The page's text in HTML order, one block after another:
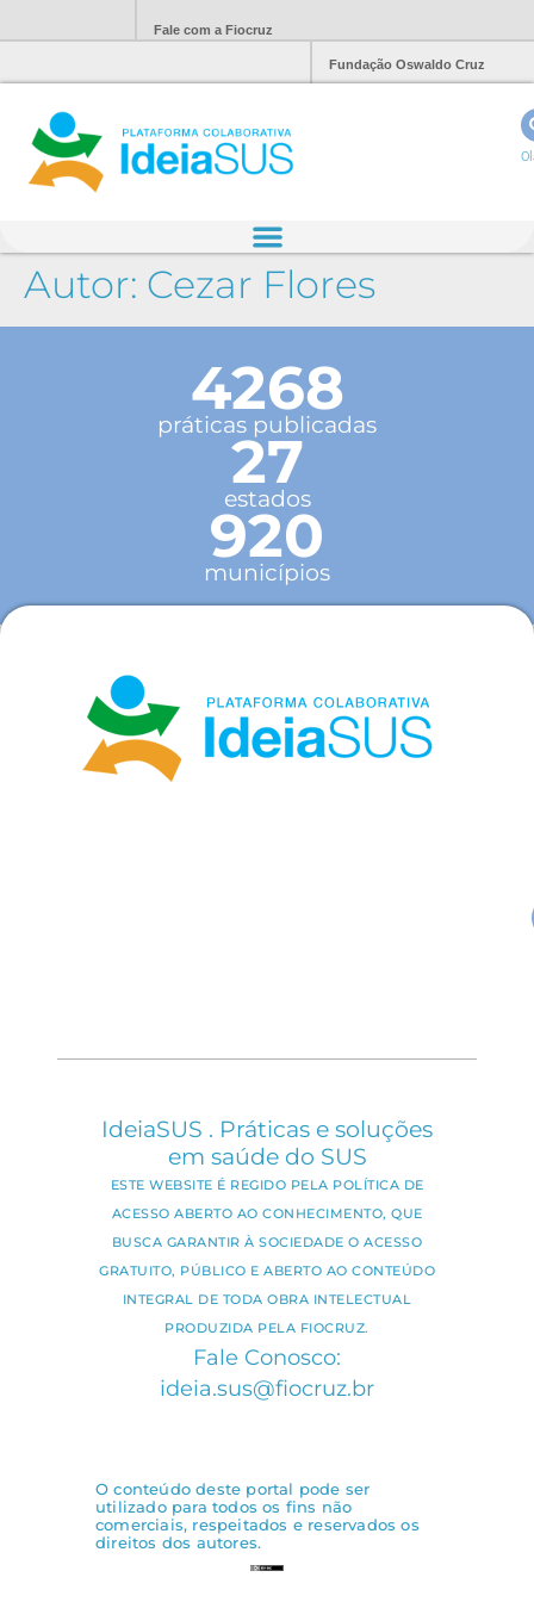
Fale com a Fiocruz
Fundação Oswaldo Cruz
Autor: Cezar Flores
4268
práticas publicadas
27
estados
920
municípios
IdeiaSUS . Práticas e soluções
em saúde do SUS
ESTE WEBSITE É REGIDO PELA POLÍTICA DE
ACESSO ABERTO AO CONHECIMENTO, QUE
BUSCA GARANTIR À SOCIEDADE O ACESSO
GRATUITO, PÚBLICO E ABERTO AO CONTEÚDO
INTEGRAL DE TODA OBRA INTELECTUAL
PRODUZIDA PELA FIOCRUZ.
Fale Conosco:
ideia.sus@fiocruz.br
O conteúdo deste portal pode ser
utilizado para todos os fins não
comerciais, respeitados e reservados os
direitos dos autores.